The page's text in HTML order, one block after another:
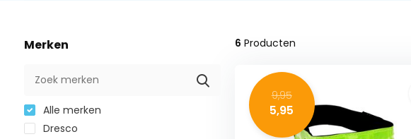
Merken
Alle merken
Dresco
6 Producten
9,95
5,95